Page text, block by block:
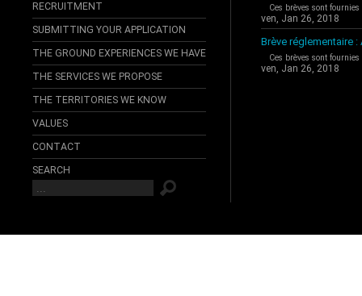
RECRUITMENT
SUBMITTING YOUR APPLICATION
THE GROUND EXPERIENCES WE HAVE
THE SERVICES WE PROPOSE
THE TERRITORIES WE KNOW
VALUES
CONTACT
SEARCH
Ces brèves sont
ven, Jan 26, 2018
Brève réglementaire :
Ces brèves sont
ven, Jan 26, 2018